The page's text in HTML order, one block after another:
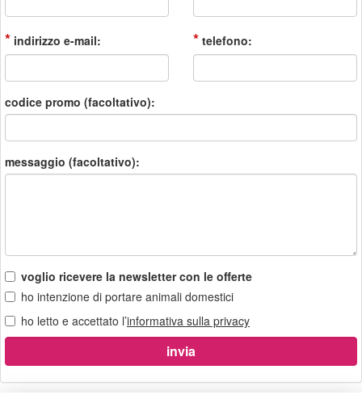
* indirizzo e-mail: * telefono:
codice promo (facoltativo):
messaggio (facoltativo):
voglio ricevere la newsletter con le offerte
ho intenzione di portare animali domestici
ho letto e accettato l’informativa sulla privacy